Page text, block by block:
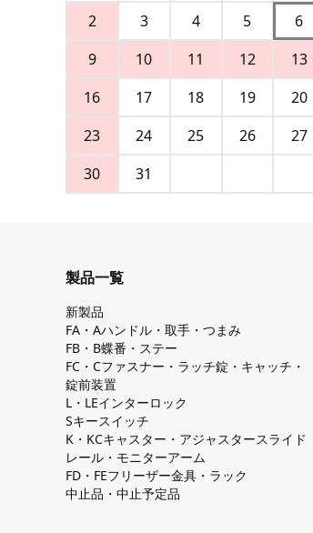
2
3 4 5 6
9
10 11 12 13
16
17 18 19 20
23
24 25 26 27
30
31
製品一覧
新製品
FA・Aハンドル・取手・つまみ
FB・B蝶番・ステー
FC・Cファスナー・ラッチ錠・キャッチ・
錠前装置
L・LEインターロック
Sキースイッチ
K・KCキャスター・アジャスタースライド
レール・モニターアーム
FD・FEフリーザー金具・ラック
中止品・中止予定品